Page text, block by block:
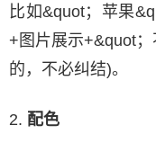
比如&quot；苹果
+图片展示+&quot
的，不必纠结)。
2. 配色